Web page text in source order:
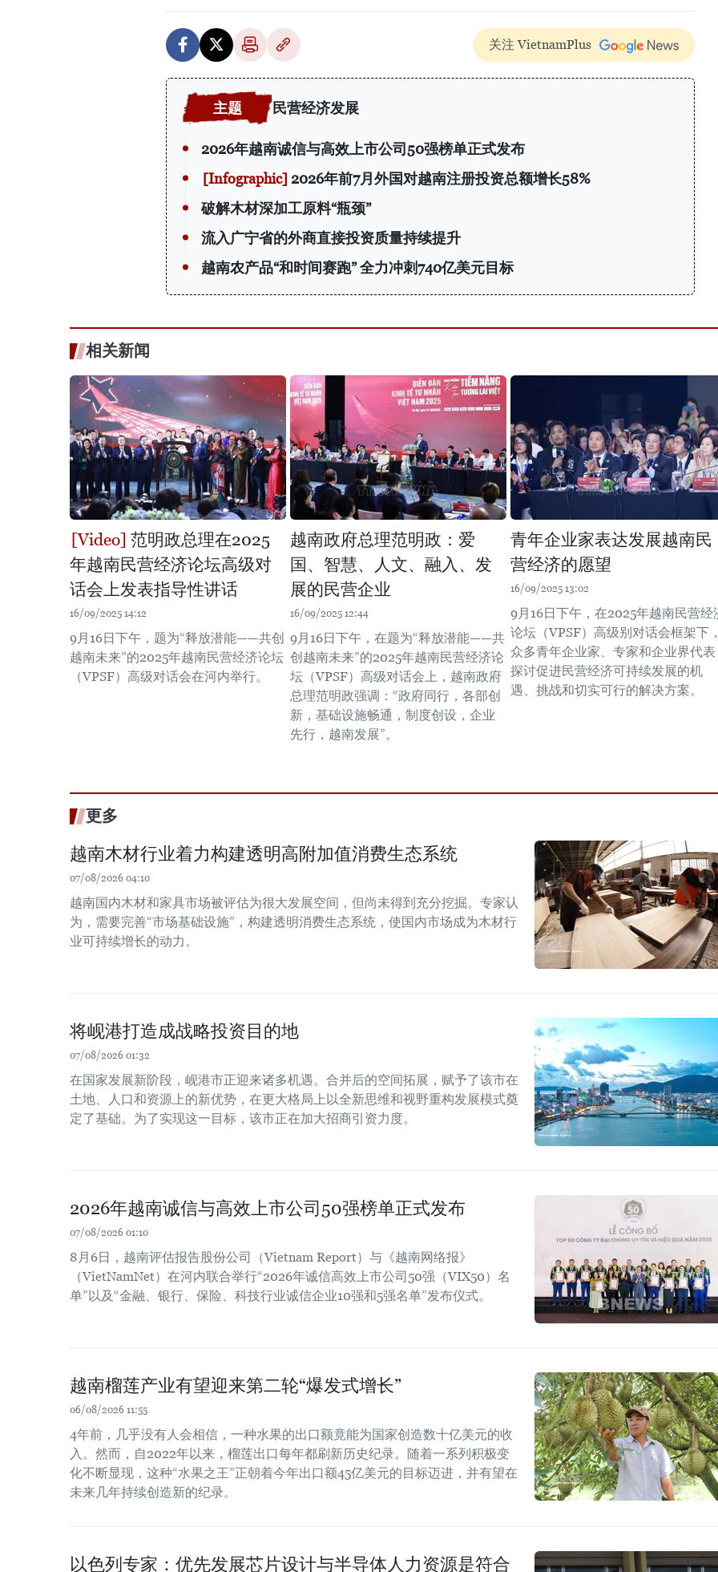
关注 VietnamPlus
民营经济发展
2026年越南诚信与高效上市公司50强榜单正式发布
2026年前7月外国对越南注册投资总额增长58%
破解木材深加工原料“瓶颈”
流入广宁省的外商直接投资质量持续提升
越南农产品“和时间赛跑” 全力冲刺740亿美元目标
相关新闻
范明政总理在2025
年越南民营经济论坛高级对
话会上发表指导性讲话
16/09/2025 14:12
9月16日下午，题为“释放潜能——共创
越南未来”的2025年越南民营经济论坛
（VPSF）高级对话会在河内举行。
越南政府总理范明政：爱
国、智慧、人文、融入、发
展的民营企业
16/09/2025 12:44
9月16日下午，在题为“释放潜能——共
创越南未来”的2025年越南民营经济论
坛（VPSF）高级对话会上，越南政府
总理范明政强调：“政府同行，各部创
新，基础设施畅通，制度创设，企业
先行，越南发展”。
青年企业家表达发展越南民
营经济的愿望
16/09/2025 13:02
9月16日下午，在2025年越南民营经
论坛（VPSF）高级别对话会框架下
众多青年企业家、专家和企业界代表
探讨促进民营经济可持续发展的机
遇、挑战和切实可行的解决方案。
更多
越南木材行业着力构建透明高附加值消费生态系统
07/08/2026 04:10
越南国内木材和家具市场被评估为很大发展空间，但尚未得到充分挖掘。专家认
为，需要完善“市场基础设施”，构建透明消费生态系统，使国内市场成为木材行
业可持续增长的动力。
将岘港打造成战略投资目的地
07/08/2026 01:32
在国家发展新阶段，岘港市正迎来诸多机遇。合并后的空间拓展，赋予了该市在
土地、人口和资源上的新优势，在更大格局上以全新思维和视野重构发展模式奠
定了基础。为了实现这一目标，该市正在加大招商引资力度。
2026年越南诚信与高效上市公司50强榜单正式发布
07/08/2026 01:10
8月6日，越南评估报告股份公司（Vietnam Report）与《越南网络报》
（VietNamNet）在河内联合举行“2026年诚信高效上市公司50强（VIX50）名
单”以及“金融、银行、保险、科技行业诚信企业10强和5强名单”发布仪式。
越南榴莲产业有望迎来第二轮“爆发式增长”
06/08/2026 11:55
4年前，几乎没有人会相信，一种水果的出口额竟能为国家创造数十亿美元的收
入。然而，自2022年以来，榴莲出口每年都刷新历史纪录。随着一系列积极变
化不断显现，这种“水果之王”正朝着今年出口额45亿美元的目标迈进，并有望在
未来几年持续创造新的纪录。
以色列专家：优先发展芯片设计与半导体人力资源是符合